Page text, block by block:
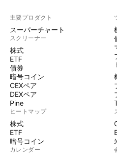
主要プロダクト
スーパーチャート
スクリーナー
株式
ETF
債券
暗号コイン
CEXペア
DEXペア
Pine
ヒートマップ
株式
ETF
暗号コイン
カレンダー